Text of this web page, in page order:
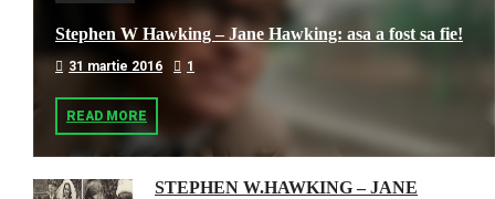
Stephen W Hawking – Jane Hawking: asa a fost sa fie!
31 martie 2016 1
READ MORE
STEPHEN W.HAWKING – JANE